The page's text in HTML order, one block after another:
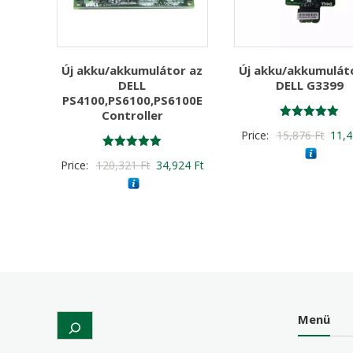
Új akku/akkumulátor az
DELL
PS4100,PS6100,PS6100E
Controller
5.00
/ 5
Price: 120,321Ft Original
34,924 FtCurrent
Új akku/
DELL G3399
5.00
/ 5
Price: 15,876Ft
Search Menü